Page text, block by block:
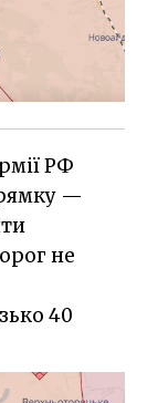
РФ
—
не
40